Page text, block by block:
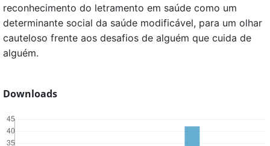
reconhecimento do letramento em saúde como um
determinante social da saúde modificável, para um olhar
cauteloso frente aos desafios de alguém que cuida de
alguém.
Downloads